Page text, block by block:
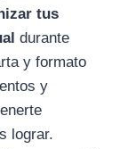
tus
durante
y formato
y
lograr.